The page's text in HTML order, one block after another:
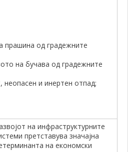
прашина од градежните
на бучава од градежните
и инертен отпад;
на инфраструктурните
претставува значајна
на економски